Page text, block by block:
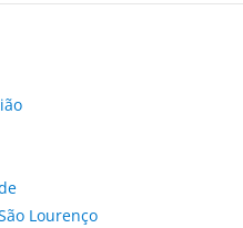
Lourenço